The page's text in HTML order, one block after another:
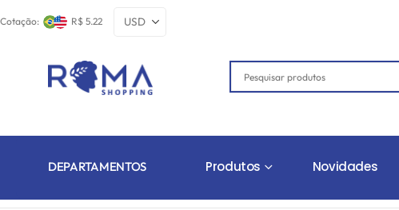
Cotação: R$ 5.22
DEPARTAMENTOS Produtos Novidades